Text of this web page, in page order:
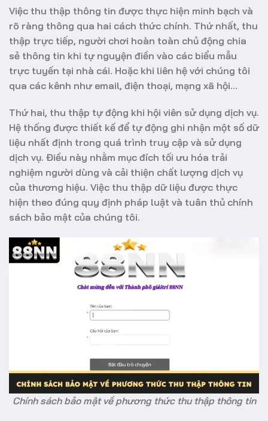
Việc thu thập thông tin được thực hiện minh bạch và
rõ ràng thông qua hai cách thức chính. Thứ nhất, thu
thập trực tiếp, người chơi hoàn toàn chủ động chia
sẻ thông tin khi tự nguyện điền vào các biểu mẫu
trực tuyến tại nhà cái. Hoặc khi liên hệ với chúng tôi
qua các kênh như email, điện thoại, mạng xã hội…
Thứ hai, thu thập tự động khi hội viên sử dụng dịch vụ.
Hệ thống được thiết kế để tự động ghi nhận một số dữ
liệu nhất định trong quá trình truy cập và sử dụng
dịch vụ. Điều này nhằm mục đích tối ưu hóa trải
nghiệm người dùng và cải thiện chất lượng dịch vụ
của thương hiệu. Việc thu thập dữ liệu được thực
hiện theo đúng quy định pháp luật và tuân thủ chính
sách bảo mật của chúng tôi.
Chính sách bảo mật về phương thức thu thập thông tin